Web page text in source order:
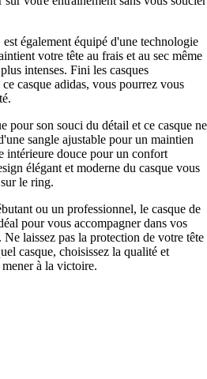
également équipé d'une technologie
votre tête au frais et au sec même
intenses. Fini les casques
casque adidas, vous pourrez vous
pour son souci du détail et ce casque ne
sangle ajustable pour un maintien
intérieure douce pour un confort
élégant et moderne du casque vous
le ring.
ou un professionnel, le casque de
pour vous accompagner dans vos
laissez pas la protection de votre tête
casque, choisissez la qualité et
à la victoire.